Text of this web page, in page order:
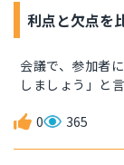
利点と欠点を
会議で、参加者
しましょう」と
0 365